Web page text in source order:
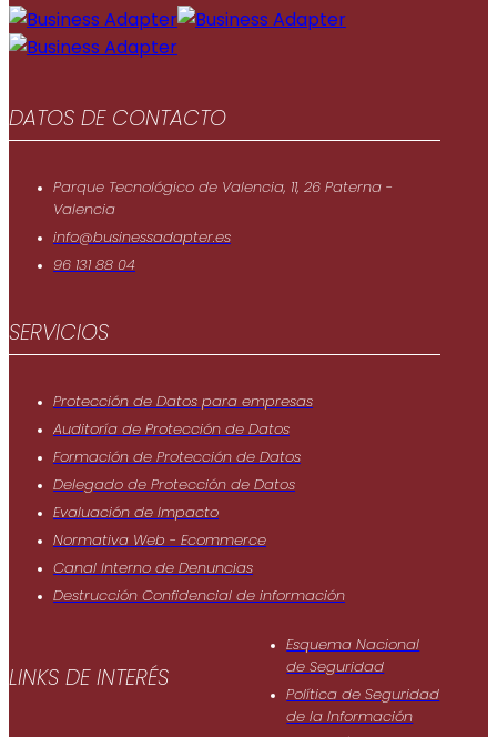
DATOS DE CONTACTO
Parque Tecnológico de Valencia, 11, 26 Paterna -
Valencia
info@businessadapter.es
96 131 88 04
SERVICIOS
Protección de Datos para empresas
Auditoría de Protección de Datos
Formación de Protección de Datos
Delegado de Protección de Datos
Evaluación de Impacto
Normativa Web - Ecommerce
Canal Interno de Denuncias
Destrucción Confidencial de información
LINKS DE INTERÉS
Esquema Nacional
de Seguridad
Política de Seguridad
de Ia Información